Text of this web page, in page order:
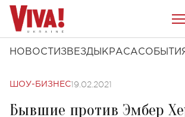
НОВОСТИ ЗВЕЗДЫ КРАСА
ШОУ-БИЗНЕС19.02.2021
Бывшие против Эмбер